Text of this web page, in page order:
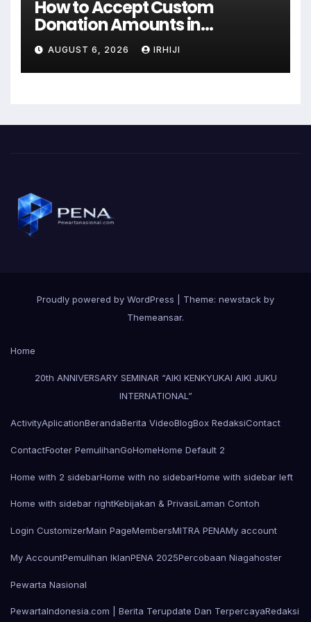
How to Accept Custom
Donation Amounts in
WordPress with Stripe
AUGUST 6, 2026 IRHIJI
Proudly powered by WordPress
Theme: newstack by
Themeansar.
Home
20th ANNIVERSARY SEMINAR “AIKI KENKYUKAI AIKI JUKU
INTERNATIONAL”
ActivityAplicationBerandaBerita VideoBlogBox RedaksiContact
ContactFooter PemulihanGoHomeHome Default 2
Home with 2 sidebarHome with no sidebarHome with sidebar left
Home with sidebar rightKebijakan & PrivasiLaman Contoh
Login CustomizerMain PageMembersMITRA PENAMy account
My AccountPemulihan IklanPENA 2025Percobaan Niagahoster
Pewarta Nasional
PewartaIndonesia.com | Berita Terupdate Dan TerpercayaRedaksi